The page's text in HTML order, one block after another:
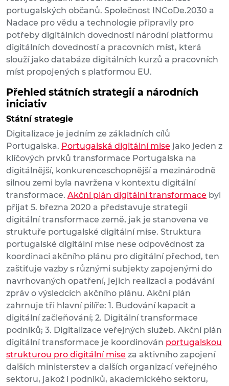
portugalských občanů. Společnost INCoDe.2030 a
Nadace pro vědu a technologie připravily pro
potřeby digitálních dovedností národní platformu
digitálních dovedností a pracovních míst, která
slouží jako databáze digitálních kurzů a pracovních
míst propojených s platformou EU.
Přehled státních strategií a národních
iniciativ
Státní strategie
Digitalizace je jedním ze základních cílů
Portugalska. Portugalská digitální mise jako jeden z
klíčových prvků transformace Portugalska na
digitálnější, konkurenceschopnější a mezinárodně
silnou zemi byla navržena v kontextu digitální
transformace. Akční plán digitální transformace byl
přijat 5. března 2020 a představuje strategii
digitální transformace země, jak je stanovena ve
struktuře portugalské digitální mise. Struktura
portugalské digitální mise nese odpovědnost za
koordinaci akčního plánu pro digitální přechod, ten
zaštiťuje vazby s různými subjekty zapojenými do
navrhovaných opatření, jejich realizaci a podávání
zpráv o výsledcích akčního plánu. Akční plán
zahrnuje tři hlavní pilíře: 1. Budování kapacit a
digitální začleňování; 2. Digitální transformace
podniků; 3. Digitalizace veřejných služeb. Akční plán
digitální transformace je koordinován portugalskou
strukturou pro digitální mise za aktivního zapojení
dalších ministerstev a dalších organizací veřejného
sektoru, jakož i podniků, akademického sektoru,